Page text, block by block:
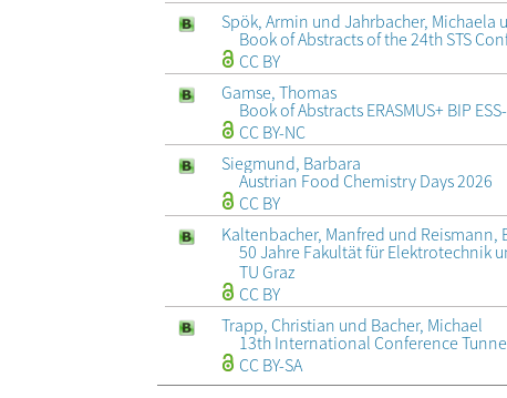
Spök, Armin und Jahrbacher, Michaela
Book of Abstracts of the 24th STS
CC BY
Gamse, Thomas
Book of Abstracts ERASMUS+ BIP
CC BY-NC
Siegmund, Barbara
Austrian Food Chemistry Days 2026
CC BY
Kaltenbacher, Manfred und Reismann,
50 Jahre Fakultät für Elektrotechnik
TU Graz
CC BY
Trapp, Christian und Bacher, Michael
13th International Conference
CC BY-SA